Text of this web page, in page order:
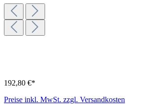
192,80 €*
Preise inkl. MwSt. zzgl. Versandkosten